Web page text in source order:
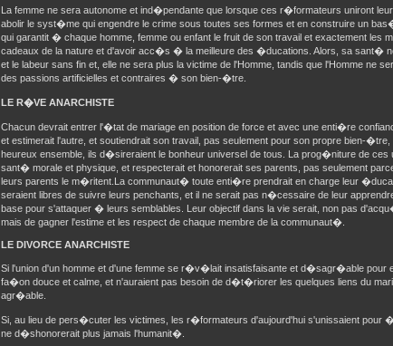
La femme ne sera autonome et ind�pendante que lorsque ces r�formateurs uniront
abolir le syst�me qui engendre le crime sous toutes ses formes et en construire un
qui garantit � chaque homme, femme ou enfant le fruit de son travail et exactement les
cadeaux de la nature et d'avoir acc�s � la meilleure des �ducations. Alors, sa sant�
et le labeur sans fin et, elle ne sera plus la victime de l'Homme, tandis que l'Homme ne
des passions artificielles et contraires � son bien-�tre.
LE R�VE ANARCHISTE
Chacun devrait entrer l'�tat de mariage en position de force et avec une enti�re
et estimerait l'autre, et soutiendrait son travail, pas seulement pour son propre bien-
heureux ensemble, ils d�sireraient le bonheur universel de tous. La prog�niture de ces
sant� morale et physique, et respecterait et honorerait ses parents, pas seulement
leurs parents le m�ritent.La communaut� toute enti�re prendrait en charge leur
seraient libres de suivre leurs penchants, et il ne serait pas n�cessaire de leur
base pour s'attaquer � leurs semblables. Leur objectif dans la vie serait, non pas
mais de gagner l'estime et les respect de chaque membre de la communaut�.
LE DIVORCE ANARCHISTE
Si l'union d'un homme et d'une femme se r�v�lait insatisfaisante et d�sagr�able pour
fa�on douce et calme, et n'auraient pas besoin de d�t�riorer les quelques liens du
agr�able.
Si, au lieu de pers�cuter les victimes, les r�formateurs d'aujourd'hui s'unissaient pour
ne d�shonorerait plus jamais l'humanit�.